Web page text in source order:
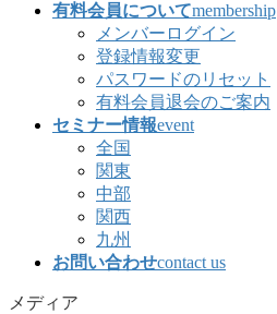
有料会員についてmembership
メンバーログイン
登録情報変更
パスワードのリセット
有料会員退会のご案内
セミナー情報event
全国
関東
中部
関西
九州
お問い合わせcontact us
メディア